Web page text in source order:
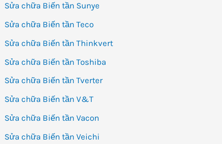
Sửa chữa Biến tần Sunye
Sửa chữa Biến tần Teco
Sửa chữa Biến tần Thinkvert
Sửa chữa Biến tần Toshiba
Sửa chữa Biến tần Tverter
Sửa chữa Biến tần V&T
Sửa chữa Biến tần Vacon
Sửa chữa Biến tần Veichi